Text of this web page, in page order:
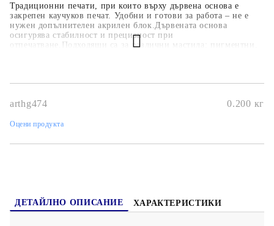
Традиционни печати, при които върху дървена основа е
закрепен каучуков печат. Удобни и готови за работа – не е
нужен допълнителен акрилен блок.Дървената основа
осигурява стабилност и прецизност при
отпечатване.Подходящи са за различни мастила: пигментни,
опаковки, подаръци Декорации върху различни хоби проекти
arthg474 0.200 кг
Оцени продукта
ДЕТАЙЛНО ОПИСАНИЕ ХАРАКТЕРИСТИКИ